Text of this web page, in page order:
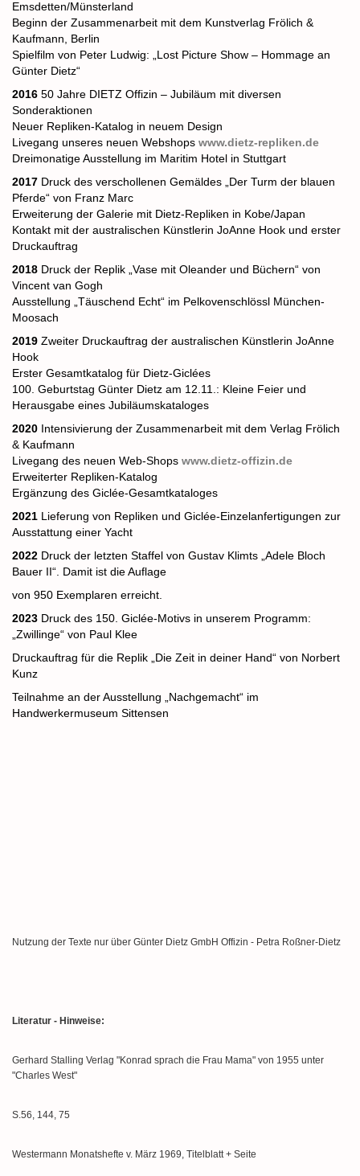
Emsdetten/Münsterland
Beginn der Zusammenarbeit mit dem Kunstverlag Frölich &
Kaufmann, Berlin
Spielfilm von Peter Ludwig: „Lost Picture Show – Hommage an
Günter Dietz“
2016 50 Jahre DIETZ Offizin – Jubiläum mit diversen
Sonderaktionen
Neuer Repliken-Katalog in neuem Design
Livegang unseres neuen Webshops www.dietz-repliken.de
Dreimonatige Ausstellung im Maritim Hotel in Stuttgart
2017 Druck des verschollenen Gemäldes „Der Turm der blauen
Pferde“ von Franz Marc
Erweiterung der Galerie mit Dietz-Repliken in Kobe/Japan
Kontakt mit der australischen Künstlerin JoAnne Hook und erster
Druckauftrag
2018 Druck der Replik „Vase mit Oleander und Büchern“ von
Vincent van Gogh
Ausstellung „Täuschend Echt“ im Pelkovenschlössl München-
Moosach
2019 Zweiter Druckauftrag der australischen Künstlerin JoAnne
Hook
Erster Gesamtkatalog für Dietz-Giclées
100. Geburtstag Günter Dietz am 12.11.: Kleine Feier und
Herausgabe eines Jubiläumskataloges
2020 Intensivierung der Zusammenarbeit mit dem Verlag Frölich
& Kaufmann
Livegang des neuen Web-Shops www.dietz-offizin.de
Erweiterter Repliken-Katalog
Ergänzung des Giclée-Gesamtkataloges
2021 Lieferung von Repliken und Giclée-Einzelanfertigungen zur
Ausstattung einer Yacht
2022 Druck der letzten Staffel von Gustav Klimts „Adele Bloch
Bauer II“. Damit ist die Auflage
von 950 Exemplaren erreicht.
2023 Druck des 150. Giclée-Motivs in unserem Programm:
„Zwillinge“ von Paul Klee
Druckauftrag für die Replik „Die Zeit in deiner Hand“ von Norbert
Kunz
Teilnahme an der Ausstellung „Nachgemacht“ im
Handwerkermuseum Sittensen
Nutzung der Texte nur über Günter Dietz GmbH Offizin - Petra Roßner-Dietz
Literatur - Hinweise:
Gerhard Stalling Verlag "Konrad sprach die Frau Mama" von 1955 unter
"Charles West"
S.56, 144, 75
Westermann Monatshefte v. März 1969, Titelblatt + Seite